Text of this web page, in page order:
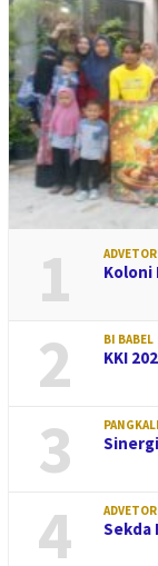
1 Koloni
2 BI BABEL
KKI
3
4 Sekda